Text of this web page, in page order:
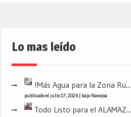
Lo mas leído
!Más Agua para la Zona Ru...
publicado el julio 17, 2026| bajoNavojoa
Todo Listo para el ALAMAZ...